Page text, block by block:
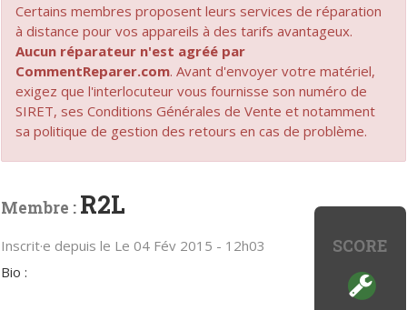
Certains membres proposent leurs services de réparation
à distance pour vos appareils à des tarifs avantageux.
Aucun réparateur n'est agréé par
CommentReparer.com. Avant d'envoyer votre matériel,
exigez que l'interlocuteur vous fournisse son numéro de
SIRET, ses Conditions Générales de Vente et notamment
sa politique de gestion des retours en cas de problème.
SCORE
Membre : R2L
Inscrit·e depuis le Le 04 Fév 2015 - 12h03
Bio :